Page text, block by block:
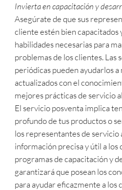
Invierta en capacitación y
Asegúrate de que sus
cliente estén bien capacitados
habilidades necesarias para
problemas de los clientes. Las
periódicas pueden ayudarlos
actualizados con el
mejores prácticas de servicio
El servicio posventa implica
profundo de tus productos o
los representantes de
información precisa y útil a
programas de capacitación y
garantizará que posean los
para ayudar eficazmente a los